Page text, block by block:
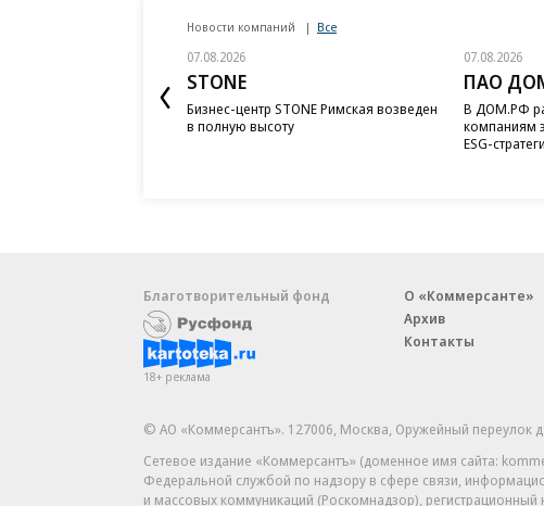
Новости компаний Все
07.08.2026
STONE
Бизнес-центр STONE Римская возведен
в полную высоту
07.08.2026
ПАО
В ДОМ.РФ
компаниям
ESG-
Благотворительный фонд
18+ реклама
О «Коммерсанте»
Архив
Контакты
© АО «Коммерсантъ». 127006, Москва, Оружейный переулок
Сетевое издание «Коммерсантъ» (доменное имя сайта:
Федеральной службой по надзору в сфере связи,
и массовых коммуникаций (Роскомнадзор), регистрационный